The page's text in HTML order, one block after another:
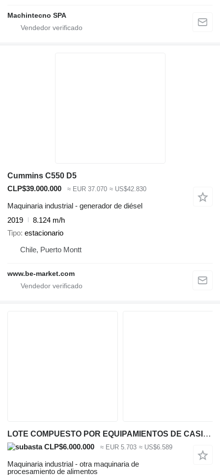
Machintecno SPA
Cummins C550 D5
CLP$39.000.000
≈ EUR 37.070 ≈ US$42.830
Maquinaria industrial - generador de diésel
2019
8.124 m/h
Tipo estacionario
Chile, Puerto Montt
www.be-market.com
LOTE COMPUESTO POR EQUIPAMIENTOS DE CASINO INDUSTRIAL (UBIC. SAN
CLP$6.000.000 ≈ EUR 5.703 ≈ US$6.589
Maquinaria industrial - otra maquinaria de
procesamiento de alimentos